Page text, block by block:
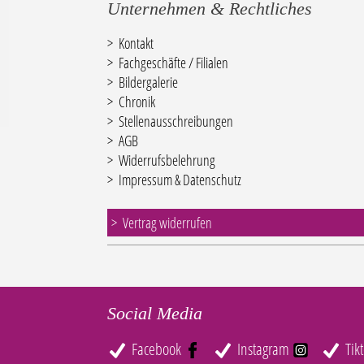
Unternehmen & Rechtliches
Kontakt
Fachgeschäfte / Filialen
Bildergalerie
Chronik
Stellenausschreibungen
AGB
Widerrufsbelehrung
Impressum & Datenschutz
Vertrag widerrufen
Social Media
Facebook Instagram